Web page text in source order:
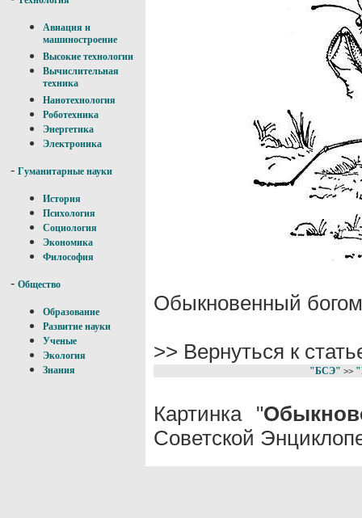
Авиация и
машиностроение
Высокие технологии
Вычислительная
техника
Нанотехнология
Роботехника
Энергетика
Электроника
- Гуманитарные науки
История
Психология
Социология
Экономика
Философия
- Общество
Образование
Развитие науки
Ученые
Экология
Знания
Обыкновенный
>> Вернуться к
"БСЭ" >>
Картинка "
Советской